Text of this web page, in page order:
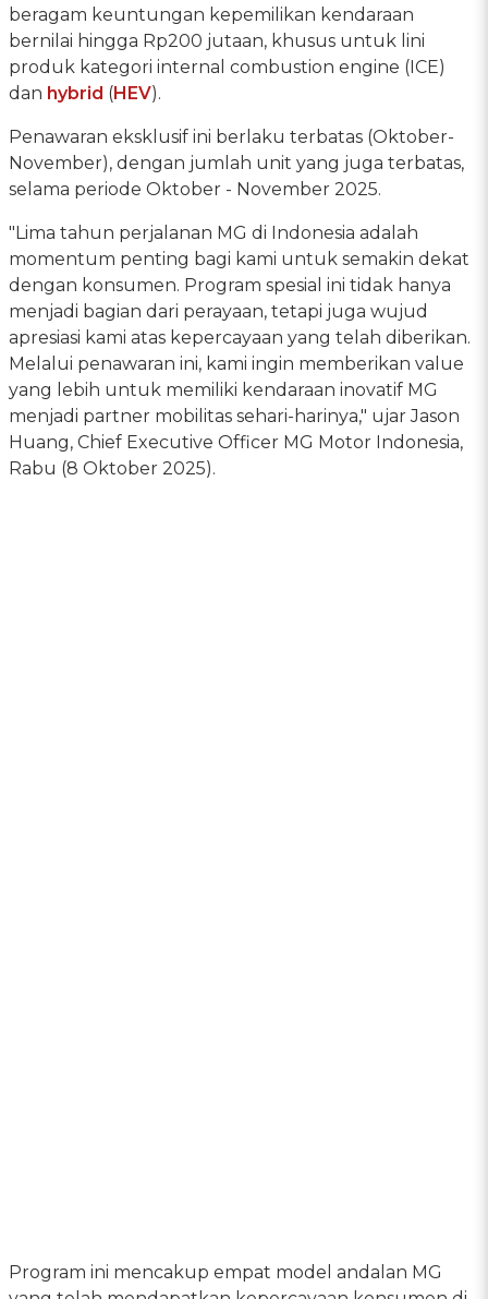
beragam keuntungan kepemilikan kendaraan
bernilai hingga Rp200 jutaan, khusus untuk lini
produk kategori internal combustion engine (ICE)
dan hybrid (HEV).
Penawaran eksklusif ini berlaku terbatas (Oktober-
November), dengan jumlah unit yang juga terbatas,
selama periode Oktober - November 2025.
"Lima tahun perjalanan MG di Indonesia adalah
momentum penting bagi kami untuk semakin dekat
dengan konsumen. Program spesial ini tidak hanya
menjadi bagian dari perayaan, tetapi juga wujud
apresiasi kami atas kepercayaan yang telah diberikan.
Melalui penawaran ini, kami ingin memberikan value
yang lebih untuk memiliki kendaraan inovatif MG
menjadi partner mobilitas sehari-harinya," ujar Jason
Huang, Chief Executive Officer MG Motor Indonesia,
Rabu (8 Oktober 2025).
Program ini mencakup empat model andalan MG